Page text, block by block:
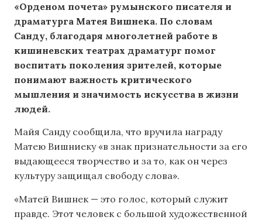
«Орденом почета» румынского писателя и
драматурга Матея Вишнека. По словам
Санду, благодаря многолетней работе в
кишиневских театрах драматург помог
воспитать поколения зрителей, которые
понимают важность критического
мышления и значимость искусства в жизни
людей.
Майя Санду сообщила, что вручила награду
Матею Вишниеку «в знак признательности за его
выдающееся творчество и за то, как он через
культуру защищал свободу слова».
«Матей Вишнек — это голос, который служит
правде. Этот человек с большой художественной